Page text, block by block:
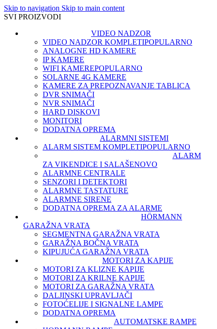
Skip to navigation Skip to main content
SVI PROIZVODI
VIDEO NADZOR
VIDEO NADZOR KOMPLETIPOPULARNO
ANALOGNE HD KAMERE
IP KAMERE
WIFI KAMEREPOPULARNO
SOLARNE 4G KAMERE
KAMERE ZA PREPOZNAVANJE TABLICA
DVR SNIMAČI
NVR SNIMAČI
HARD DISKOVI
MONITORI
DODATNA OPREMA
ALARMNI SISTEMI
ALARM SISTEM KOMPLETIPOPULARNO
ALARM
ZA VIKENDICE I SALAŠENOVO
ALARMNE CENTRALE
SENZORI I DETEKTORI
ALARMNE TASTATURE
ALARMNE SIRENE
DODATNA OPREMA ZA ALARME
HÖRMANN
GARAŽNA VRATA
SEGMENTNA GARAŽNA VRATA
GARAŽNA BOČNA VRATA
KIPUJUĆA GARAŽNA VRATA
MOTORI ZA KAPIJE
MOTORI ZA KLIZNE KAPIJE
MOTORI ZA KRILNE KAPIJE
MOTORI ZA GARAŽNA VRATA
DALJINSKI UPRAVLJAČI
FOTOĆELIJE I SIGNALNE LAMPE
DODATNA OPREMA
AUTOMATSKE RAMPE